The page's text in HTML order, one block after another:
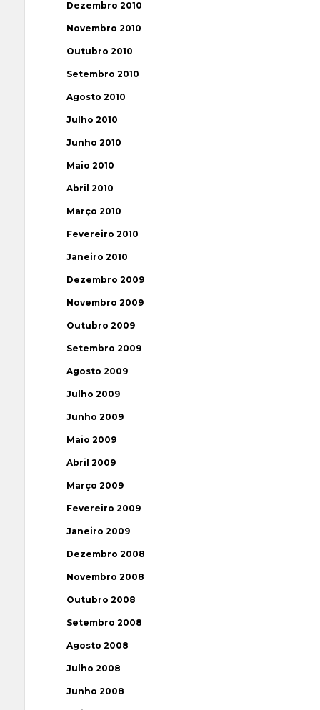
Dezembro 2010
Novembro 2010
Outubro 2010
Setembro 2010
Agosto 2010
Julho 2010
Junho 2010
Maio 2010
Abril 2010
Março 2010
Fevereiro 2010
Janeiro 2010
Dezembro 2009
Novembro 2009
Outubro 2009
Setembro 2009
Agosto 2009
Julho 2009
Junho 2009
Maio 2009
Abril 2009
Março 2009
Fevereiro 2009
Janeiro 2009
Dezembro 2008
Novembro 2008
Outubro 2008
Setembro 2008
Agosto 2008
Julho 2008
Junho 2008